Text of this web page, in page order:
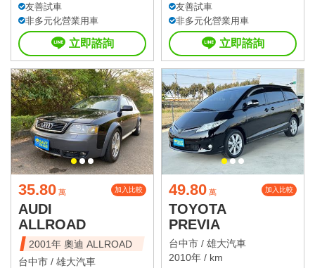
友善試車
非多元化營業用車
立即諮詢
友善試車
非多元化營業用車
立即諮詢
35.80 萬 加入比較
AUDI
ALLROAD
2001年 奧迪 ALLROAD
台中市 / 雄大汽車
49.80 萬 加入比較
TOYOTA
PREVIA
台中市 / 雄大汽車
2010年 / km